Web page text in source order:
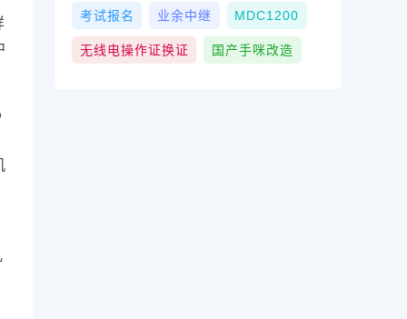
考试报名 业余中继 MDC1200
无线电操作证换证 国产手咪改造